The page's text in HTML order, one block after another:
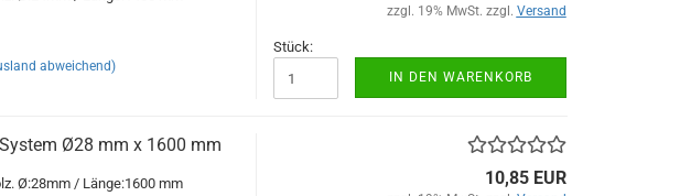
abweichend)
zzgl. 19% MwSt. zzgl. Versand
Stück:
IN DEN WARENKORB
Ø28 mm x 1600 mm
Ø:28mm / Länge:1600 mm 10,85 EUR